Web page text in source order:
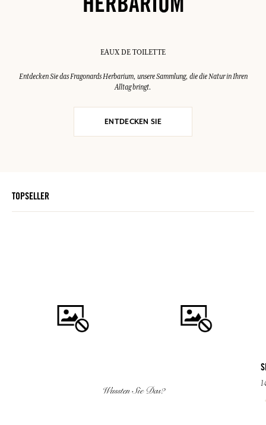
HERBARIUM
EAUX DE TOILETTE
Entdecken Sie das Fragonards Herbarium, unsere Sammlung, die die Natur in Ihren
Alltag bringt.
ENTDECKEN SIE
TOPSELLER
Wussten Sie Das?